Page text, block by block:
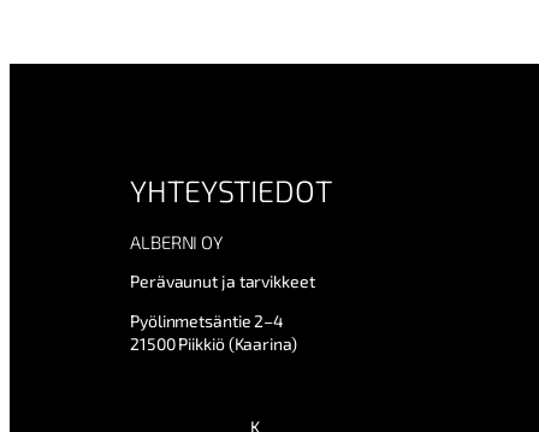
YHTEYSTIEDOT
ALBERNI OY
Perävaunut ja tarvikkeet
Pyölinmetsäntie 2–4
21500 Piikkiö (Kaarina)
K